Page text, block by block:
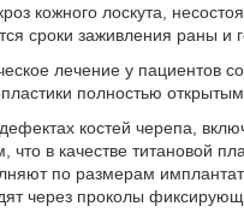
кожного лоскута,
сроки заживления раны и
лечение у
полностью
костей черепа,
в качестве титановой
по размерам
через проколы